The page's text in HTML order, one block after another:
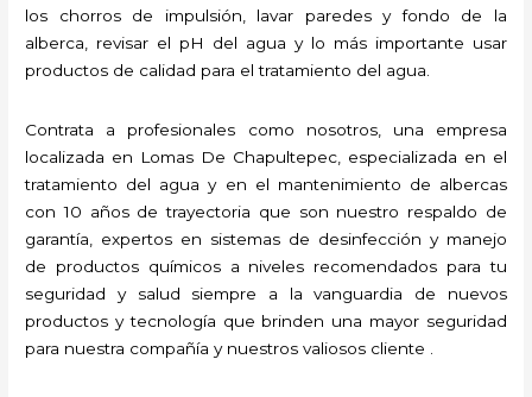
los chorros de impulsión, lavar paredes y fondo de la
alberca, revisar el pH del agua y lo más importante usar
productos de calidad para el tratamiento del agua.
Contrata a profesionales como nosotros, una empresa
localizada en Lomas De Chapultepec, especializada en el
tratamiento del agua y en el mantenimiento de albercas
con 10 años de trayectoria que son nuestro respaldo de
garantía, expertos en sistemas de desinfección y manejo
de productos químicos a niveles recomendados para tu
seguridad y salud siempre a la vanguardia de nuevos
productos y tecnología que brinden una mayor seguridad
para nuestra compañía y nuestros valiosos cliente .